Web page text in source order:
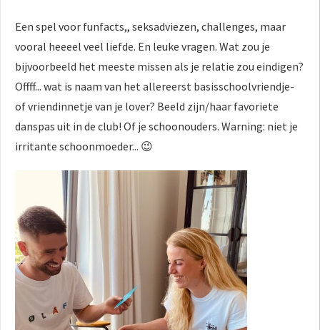
Een spel voor funfacts,, seksadviezen, challenges, maar
vooral heeeel veel liefde. En leuke vragen. Wat zou je
bijvoorbeeld het meeste missen als je relatie zou eindigen?
Offff... wat is naam van het allereerst basisschoolvriendje-
of vriendinnetje van je lover? Beeld zijn/haar favoriete
danspas uit in de club! Of je schoonouders. Warning: niet je
irritante schoonmoeder... 😉